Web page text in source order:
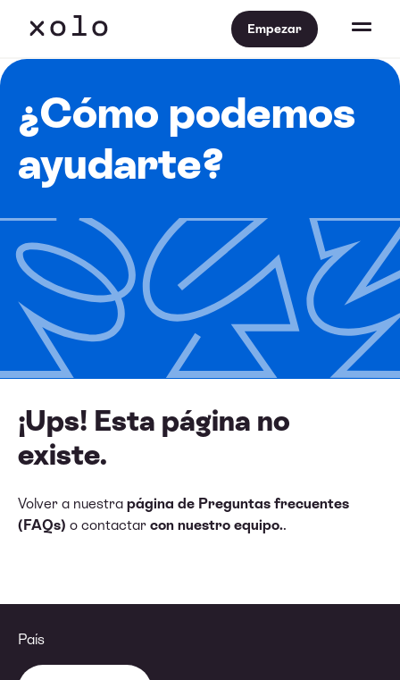
Empezar
¿Cómo podemos
ayudarte?
¡Ups! Esta página no
existe.
Volver a nuestra página de Preguntas frecuentes
(FAQs) o contactar con nuestro equipo..
País